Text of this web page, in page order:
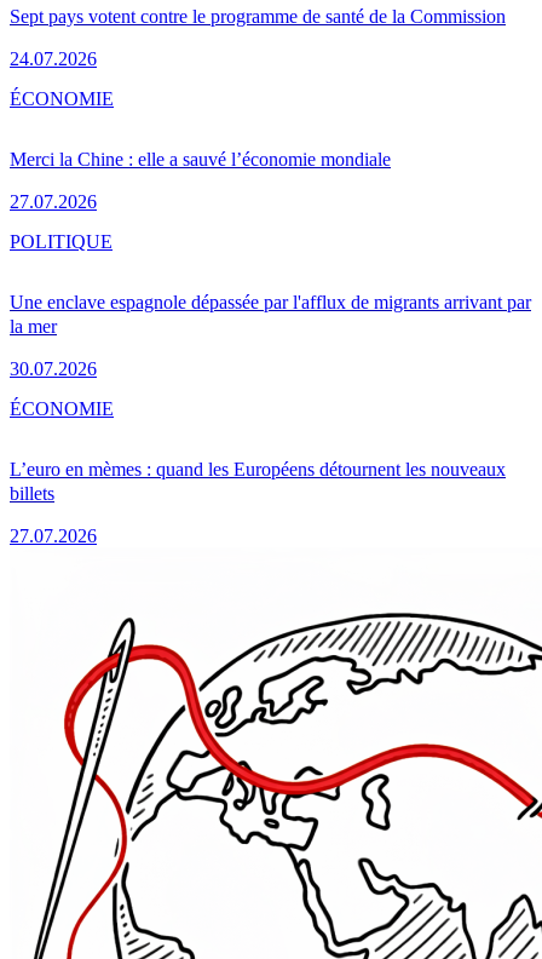
Sept pays votent contre le programme de santé de la Commission
24.07.2026
Merci la Chine : elle a sauvé l’économie mondiale
27.07.2026
ÉCONOMIE
Une enclave espagnole dépassée par l'afflux de migrants arrivant par
la mer
30.07.2026
POLITIQUE
L’euro en mèmes : quand les Européens détournent les nouveaux
billets
27.07.2026
ÉCONOMIE